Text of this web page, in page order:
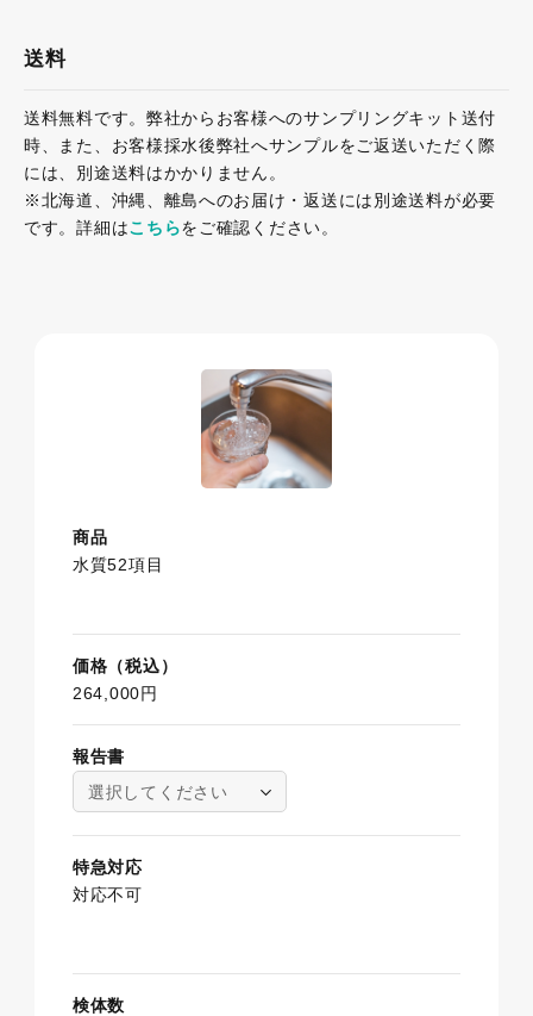
送料
送料無料です。弊社からお客様へのサンプリングキット送付
時、また、お客様採水後弊社へサンプルをご返送いただく際
には、別途送料はかかりません。
※北海道、沖縄、離島へのお届け・返送には別途送料が必要
です。詳細はこちらをご確認ください。
商品
水質52項目
価格（税込）
264,000円
報告書
選択してください
特急対応
対応不可
検体数